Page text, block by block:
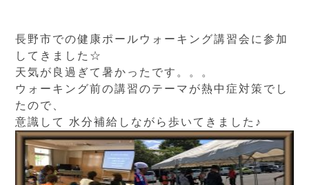
長野市での健康ポールウォーキング講習会に参加
してきました☆
天気が良過ぎて暑かったです。。。
ウォーキング前の講習のテーマが熱中症対策でし
たので、
意識して 水分補給しながら歩いてきました♪